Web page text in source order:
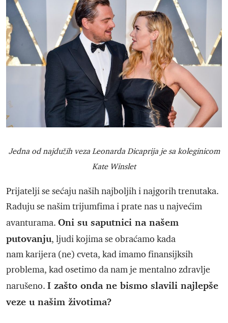
Jedna od najdužih veza Leonarda Dicaprija je sa koleginicom
Kate Winslet
Prijatelji se sećaju naših najboljih i najgorih trenutaka.
Raduju se našim trijumfima i prate nas u najvećim
avanturama. Oni su saputnici na našem
putovanju, ljudi kojima se obraćamo kada
nam karijera (ne) cveta, kad imamo finansijksih
problema, kad osetimo da nam je mentalno zdravlje
narušeno. I zašto onda ne bismo slavili najlepše
veze u našim životima?